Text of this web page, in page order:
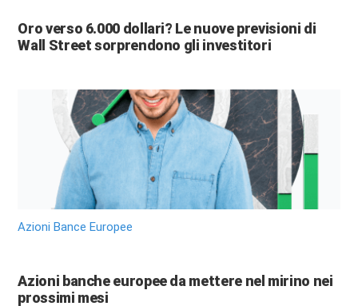
Oro verso 6.000 dollari? Le nuove previsioni di
Wall Street sorprendono gli investitori
Azioni Bance Europee
Azioni banche europee da mettere nel mirino nei
prossimi mesi